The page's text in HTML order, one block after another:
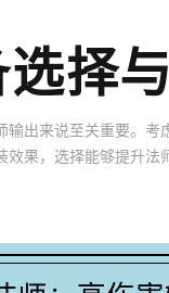
择
输出来说至关重要。
效果，选择能够提升